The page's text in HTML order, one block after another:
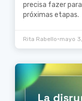
precisa fazer
próximas etapas.
Rita Rabello•mayo